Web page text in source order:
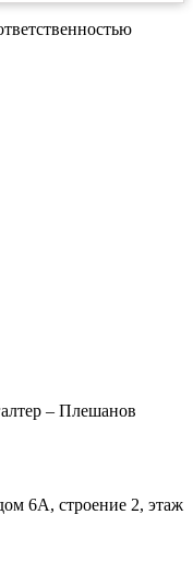
– Плешанов
6А, строение 2, этаж